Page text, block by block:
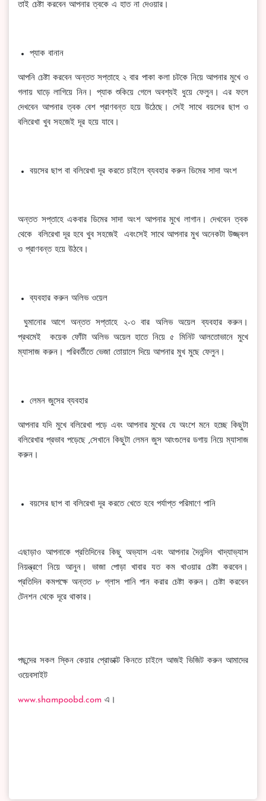
তাই চেষ্টা করবেন আপনার ত্বকে এ হাত না দেওয়ার।
প্যাক বানান
আপনি চেষ্টা করবেন অন্তত সপ্তাহে ২ বার পাকা কলা চটকে নিয়ে আপনার মুখে ও
গলায় ঘাড়ে লাগিয়ে নিন। প্যাক শুকিয়ে গেলে অবশ্যই ধুয়ে ফেলুন। এর ফলে
দেখবেন আপনার ত্বক বেশ প্রাণবন্ত হয়ে উঠেছে। সেই সাথে বয়সের ছাপ ও
বলিরেখা খুব সহজেই দূর হয়ে যাবে।
বয়সের ছাপ বা বলিরেখা দূর করতে চাইলে ব্যবহার করুন ডিমের সাদা অংশ
অন্তত সপ্তাহে একবার ডিমের সাদা অংশ আপনার মুখে লাগান। দেখবেন ত্বক
থেকে বলিরেখা দূর হবে খুব সহজেই এবংসেই সাথে আপনার মুখ অনেকটা উজ্জ্বল
ও প্রাণবন্ত হয়ে উঠবে।
ব্যবহার করুন অলিভ ওয়েল
ঘুমানোর আগে অন্তত সপ্তাহে ২-৩ বার অলিভ অয়েল ব্যবহার করুন।
প্রথমেই কয়েক ফোঁটা অলিভ অয়েল হাতে নিয়ে ৫ মিনিট আলতোভানে মুখে
ম্যাসাজ করুন। পরিবর্তীতে ভেজা তোয়ালে দিয়ে আপনার মুখ মুছে ফেলুন।
লেমন জুসের ব্যবহার
আপনার যদি মুখে বলিরেখা পড়ে এবং আপনার মুখের যে অংশে মনে হচ্ছে কিছুটা
বলিরেখার প্রভাব পড়েছে ,সেখানে কিছুটা লেমন জুস আংগুলের ডগায় নিয়ে ম্যাসাজ
করুন।
বয়সের ছাপ বা বলিরেখা দূর করতে খেতে হবে পর্যাপ্ত পরিমাণে পানি
এছাড়াও আপনাকে প্রতিদিনের কিছু অভ্যাস এবং আপনার দৈনন্দিন খাদ্যাভ্যাস
নিয়ন্ত্রণে নিয়ে আনুন। ভাজা পোড়া খাবার যত কম খাওয়ার চেষ্টা করবেন।
প্রতিদিন কমপক্ষে অন্তত ৮ গ্লাস পানি পান করার চেষ্টা করুন। চেষ্টা করবেন
টেনশন থেকে দূরে থাকার।
পছন্দের সকল স্কিন কেয়ার প্রোডাক্ট কিনতে চাইলে আজই ভিজিট করুন আমাদের
ওয়েবসাইট
www.shampoobd.com এ।